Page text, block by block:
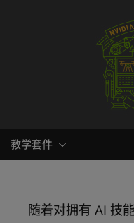
教学套件
随着对拥有 AI 技